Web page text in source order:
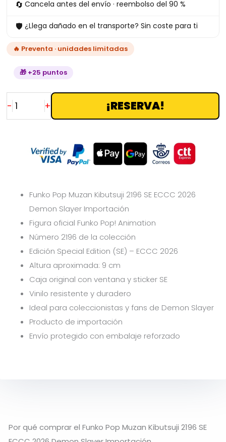
🔄 Cancela antes del envío · reembolso del 90 %
🛡 ¿Llega dañado en el transporte? Sin coste para ti
🔥 Preventa · unidades limitadas
🎁 +25 puntos
-
Demon
Slayer
Importación
cantidad
+ ¡RESERVA!
Funko Pop Muzan Kibutsuji 2196 SE ECCC 2026
Demon Slayer Importación
Figura oficial Funko Pop! Animation
Número 2196 de la colección
Edición Special Edition (SE) – ECCC 2026
Altura aproximada: 9 cm
Caja original con ventana y sticker SE
Vinilo resistente y duradero
Ideal para coleccionistas y fans de Demon Slayer
Producto de importación
Envío protegido con embalaje reforzado
Por qué comprar el Funko Pop Muzan Kibutsuji 2196 SE